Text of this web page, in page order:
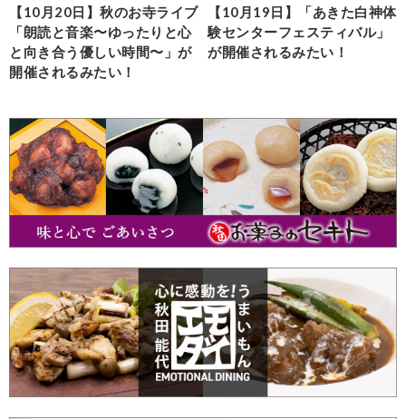
【10月20日】秋のお寺ライブ
「朗読と音楽〜ゆったりと心
と向き合う優しい時間〜」が
開催されるみたい！
【10月19日】「あきた白神体
験センターフェスティバル」
が開催されるみたい！